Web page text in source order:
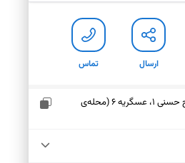
ارسال تماس
مشهد، بلوار سردار شوشتری، حاج حسنی 1، عسگریه 6 (محله‌ی